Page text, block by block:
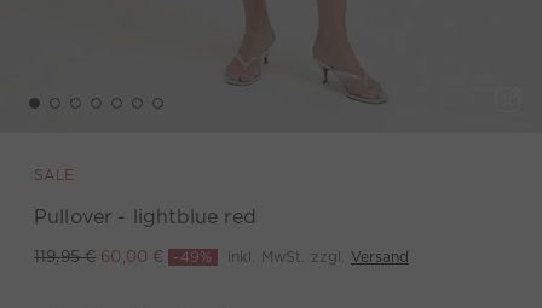
SALE
Pullover - lightblue red
119,95 € 60,00 € -49% inkl. MwSt. zzgl. Versand